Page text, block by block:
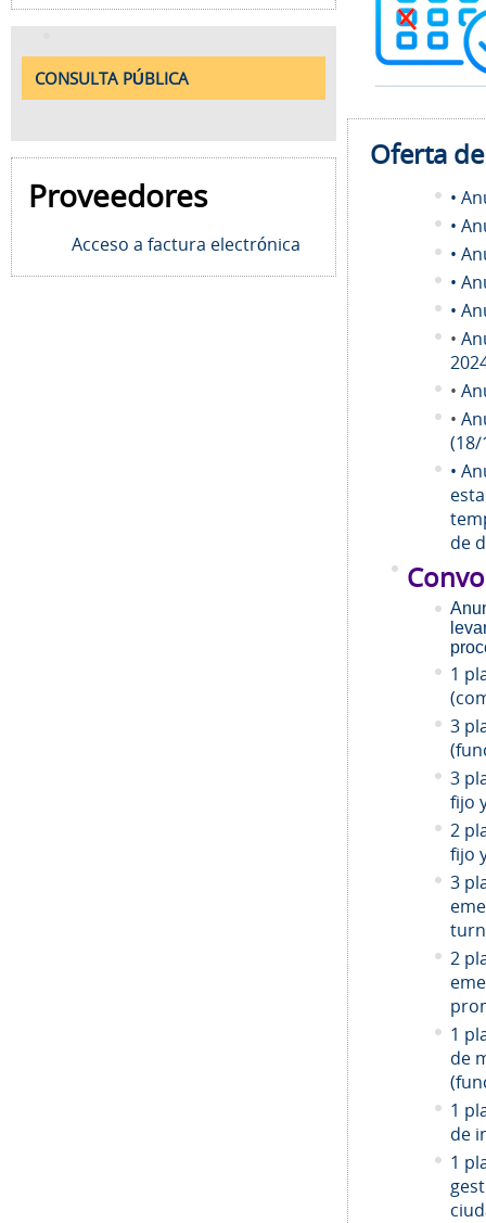
CONSULTA PÚBLICA
Proveedores
Acceso a factura electrónica
Oferta
•
•
•
•
•
•
•
•
(18/
•
de
1
3
3
fijo
2
fijo
3
2
1
de
1
de
1